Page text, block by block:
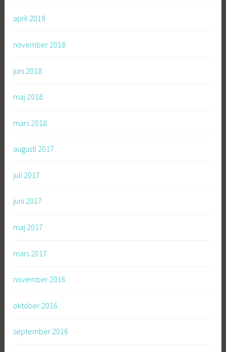
april 2019
november 2018
juni 2018
maj 2018
mars 2018
augusti 2017
juli 2017
juni 2017
maj 2017
mars 2017
november 2016
oktober 2016
september 2016